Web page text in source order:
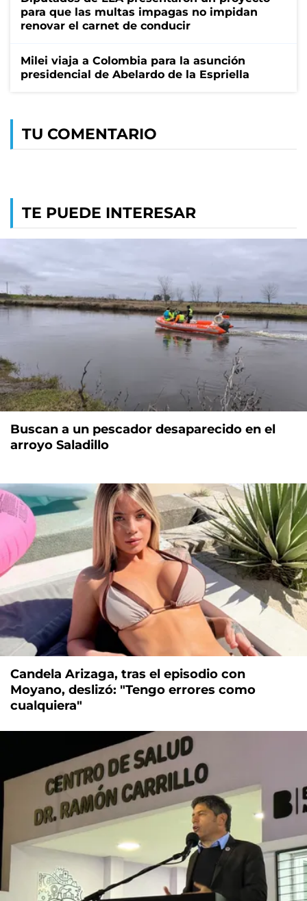
para que las multas impagas no impidan
renovar el carnet de conducir
Milei viaja a Colombia para la asunción
presidencial de Abelardo de la Espriella
TU COMENTARIO
TE PUEDE INTERESAR
Buscan a un pescador desaparecido en el
arroyo Saladillo
Candela Arizaga, tras el episodio con
Moyano, deslizó: "Tengo errores como
cualquiera"